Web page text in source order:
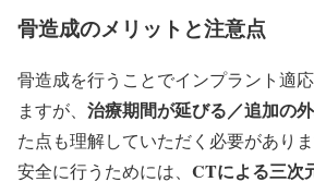
骨造成のメリットと注意点
骨造成を行うことでインプラント適
ますが、 治療期間が延びる／追加の
た点も理解していただく必要がありま
安全に行うためには、 CTによる三次